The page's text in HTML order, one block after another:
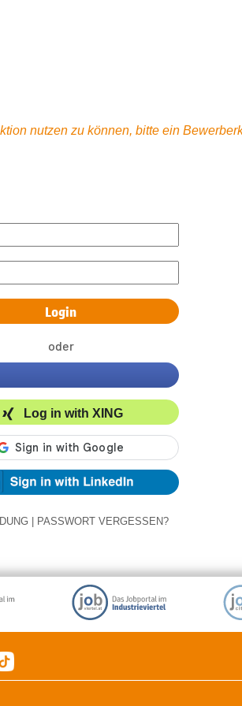
nutzen zu können, bitte ein
oder
Log in with XING
PASSWORT VERGESSEN?